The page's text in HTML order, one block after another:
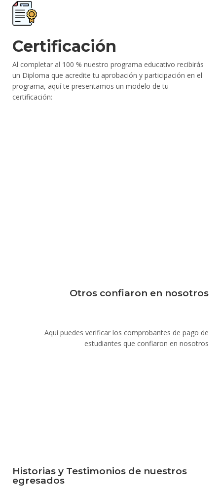
Certificación
Al completar al 100 % nuestro programa educativo recibirás
un Diploma que acredite tu aprobación y participación en el
programa, aquí te presentamos un modelo de tu
certificación:
Otros confiaron en nosotros
Aquí puedes verificar los comprobantes de pago de
estudiantes que confiaron en nosotros
Historias y Testimonios de nuestros
egresados